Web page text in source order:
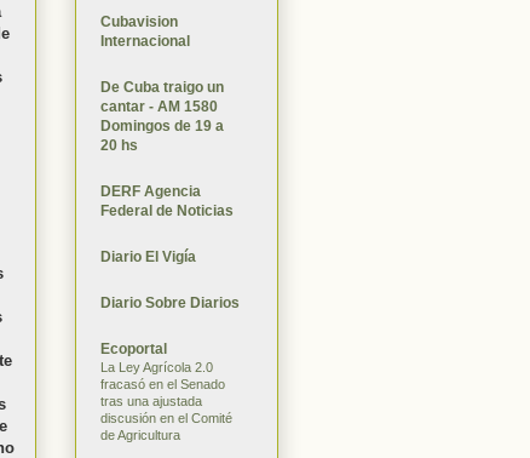
Cubavision
Internacional
De Cuba traigo un
cantar - AM 1580
Domingos de 19 a
20 hs
DERF Agencia
Federal de Noticias
Diario El Vigía
Diario Sobre Diarios
Ecoportal
La Ley Agrícola 2.0
fracasó en el Senado
tras una ajustada
discusión en el Comité
de Agricultura